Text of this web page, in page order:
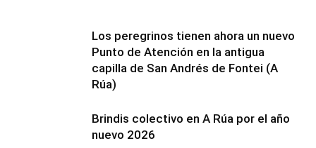
Los peregrinos tienen ahora un nuevo
Punto de Atención en la antigua
capilla de San Andrés de Fontei (A
Rúa)
Brindis colectivo en A Rúa por el año
nuevo 2026